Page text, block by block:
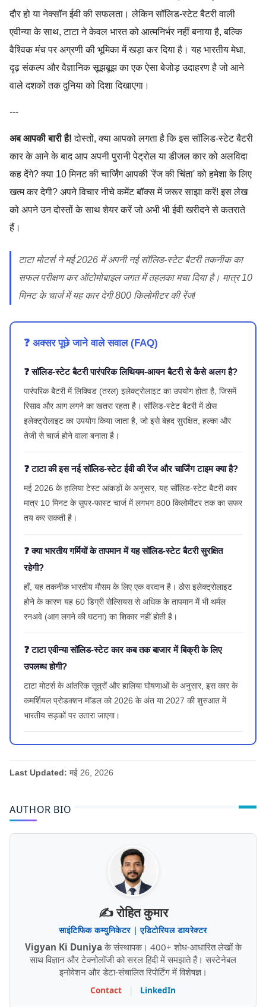
दौर हो या नेक्सॉन ईवी की सफलता। लेकिन सॉलिड-स्टेट बैटरी वाली
एवीन्या के साथ, टाटा ने केवल भारत को आत्मनिर्भर नहीं बनाया है, बल्कि
वैश्विक मंच पर अग्रणी की भूमिका में खड़ा कर दिया है। यह भारतीय मेधा,
दृढ़ संकल्प और वैज्ञानिक सूझबूझ का एक ऐसा बेजोड़ उदाहरण है जो आने
वाले दशकों तक दुनिया को दिशा दिखाएगा।
---
अब आपकी बारी है! दोस्तों, क्या आपको लगता है कि इस सॉलिड-स्टेट बैटरी
कार के आने के बाद आप अपनी पुरानी पेट्रोल या डीजल कार को अलविदा
कह देंगे? क्या 10 मिनट की चार्जिंग आपकी 'रेंज की चिंता' को हमेशा के लिए
खत्म कर देगी? अपने विचार नीचे कमेंट बॉक्स में जरूर साझा करें! इस लेख
को अपने उन दोस्तों के साथ शेयर करें जो अभी भी ईवी खरीदने से कतराते
हैं।
टाटा मोटर्स ने मई 2026 में अपनी नई सॉलिड-स्टेट बैटरी तकनीक का
सफल परीक्षण कर ऑटोमोबाइल जगत में तहलका मचा दिया है। मात्र 10
मिनट के चार्ज में यह कार देगी 800 किलोमीटर की रेंज!
❓ अक्सर पूछे जाने वाले सवाल (FAQ)
❓ सॉलिड-स्टेट बैटरी पारंपरिक लिथियम-आयन बैटरी से कैसे अलग है?
पारंपरिक बैटरी में लिक्विड (तरल) इलेक्ट्रोलाइट का उपयोग होता है, जिसमें
रिसाव और आग लगने का खतरा रहता है। सॉलिड-स्टेट बैटरी में ठोस
इलेक्ट्रोलाइट का उपयोग किया जाता है, जो इसे बेहद सुरक्षित, हल्का और
तेजी से चार्ज होने वाला बनाता है।
❓ टाटा की इस नई सॉलिड-स्टेट ईवी की रेंज और चार्जिंग टाइम क्या है?
मई 2026 के हालिया टेस्ट आंकड़ों के अनुसार, यह सॉलिड-स्टेट बैटरी कार
मात्र 10 मिनट के सुपर-फास्ट चार्ज में लगभग 800 किलोमीटर तक का सफर
तय कर सकती है।
❓ क्या भारतीय गर्मियों के तापमान में यह सॉलिड-स्टेट बैटरी सुरक्षित
रहेगी?
हाँ, यह तकनीक भारतीय मौसम के लिए एक वरदान है। ठोस इलेक्ट्रोलाइट
होने के कारण यह 60 डिग्री सेल्सियस से अधिक के तापमान में भी थर्मल
रनअवे (आग लगने की घटना) का शिकार नहीं होती है।
❓ टाटा एवीन्या सॉलिड-स्टेट कार कब तक बाजार में बिक्री के लिए
उपलब्ध होगी?
टाटा मोटर्स के आंतरिक सूत्रों और हालिया घोषणाओं के अनुसार, इस कार के
कमर्शियल प्रोडक्शन मॉडल को 2026 के अंत या 2027 की शुरुआत में
भारतीय सड़कों पर उतारा जाएगा।
Last Updated: मई 26, 2026
AUTHOR BIO
✍️ रोहित कुमार
साइंटिफिक कम्युनिकेटर | एडिटोरियल डायरेक्टर
Vigyan Ki Duniya के संस्थापक। 400+ शोध-आधारित लेखों के
साथ विज्ञान और टेक्नोलॉजी को सरल हिंदी में समझाते हैं। सस्टेनेबल
इनोवेशन और डेटा-संचालित रिपोर्टिंग में विशेषज्ञ।
Contact | LinkedIn